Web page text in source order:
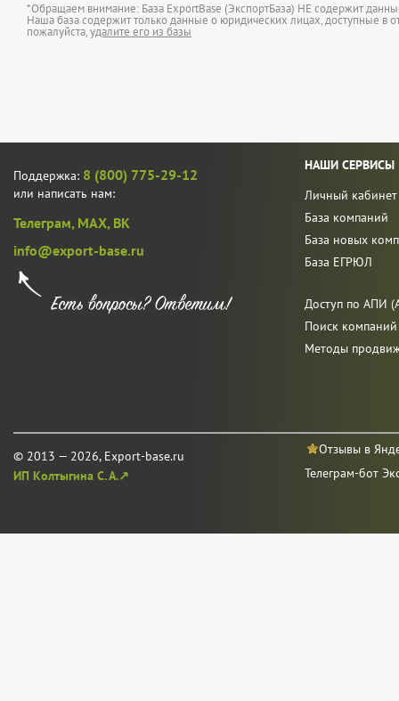
*Обращаем внимание: База ExportBase (ЭкспортБаза) НЕ содержит
Наша база содержит только данные о юридических лицах, доступные в
пожалуйста,удалите его из базы
Поддержка: 8 (800) 775-29-12
или написать нам:
Телеграм, MAX, ВК
info@export-base.ru
© 2013 — 2026, Export-base.ru
ИП Колтыгина С. А.↗
НАШИ СЕРВИСЫ
Личный кабинет
База компаний
База новых
База ЕГРЮЛ
Доступ по АПИ
Поиск
Методы
Отзывы в
Телеграм-бот